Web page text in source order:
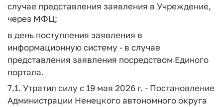
случае представления заявления в Учреждение,
через МФЦ;
в день поступления заявления в
информационную систему - в случае
представления заявления посредством Единого
портала.
7.1. Утратил силу с 19 мая 2026 г. - Постановление
Администрации Ненецкого автономного округа